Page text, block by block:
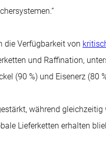
die Verfügbarkeit von
und Raffination,
(90 %) und Eisenerz (80
während
Lieferketten erhalten